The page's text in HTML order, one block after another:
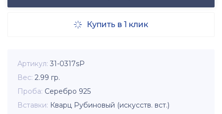
 Купить в 1 клик
Артикул 31-0317sР
Вес 2.99 гр.
Проба Серебро 925
Вставки Кварц Рубиновый (искусств. вст.)